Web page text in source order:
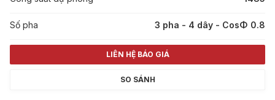
Số pha 3 pha - 4 dây - CosΦ 0.8
LIÊN HỆ BÁO GIÁ
SO SÁNH